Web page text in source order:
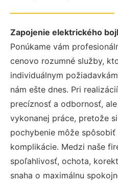
Zapojenie elektrického
Ponúkame vám
cenovo rozumné služby,
individuálnym
nám ešte dnes. Pri
precíznosť a odbornosť,
vykonanej práce, pretože
pochybenie môže
komplikácie. Medzi naše
spoľahlivosť, ochota,
snaha o maximálnu